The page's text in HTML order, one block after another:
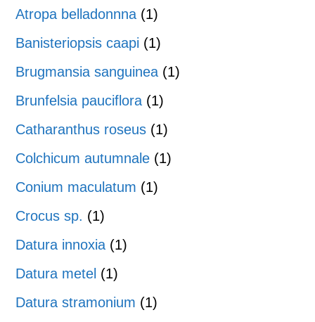
Atropa belladonnna (1)
Banisteriopsis caapi (1)
Brugmansia sanguinea (1)
Brunfelsia pauciflora (1)
Catharanthus roseus (1)
Colchicum autumnale (1)
Conium maculatum (1)
Crocus sp. (1)
Datura innoxia (1)
Datura metel (1)
Datura stramonium (1)